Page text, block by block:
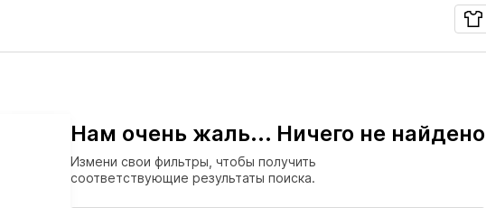
Нам очень жаль... Ничего не найдено
Измени свои фильтры, чтобы получить
соответствующие результаты поиска.